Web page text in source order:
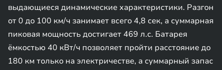
выдающиеся динамические характеристики. Разгон
от 0 до 100 км/ч занимает всего 4,8 сек, а суммарная
пиковая мощность достигает 469 л.с. Батарея
ёмкостью 40 кВт/ч позволяет пройти расстояние до
180 км только на электричестве, а суммарный запас